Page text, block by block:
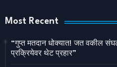
Most Recent
“गुप्त मतदान धोक्यात! जत वकील
प्रक्रियेवर थेट प्रहार”